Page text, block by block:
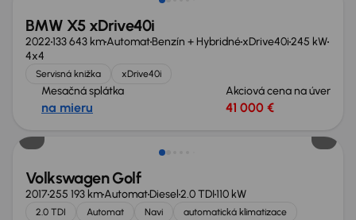
BMW X5 xDrive40i
2022133 643 kmAutomatBenzín + HybridnéxDrive40i245 kW
4x4
Servisná knižka xDrive40i
Mesačná splátka
na mieru
Akciová cena na úver
41 000 €
Volkswagen Golf
2017255 193 kmAutomatDiesel2.0 TDI110 kW
2.0 TDI Automat Navi
automatická klimatizace